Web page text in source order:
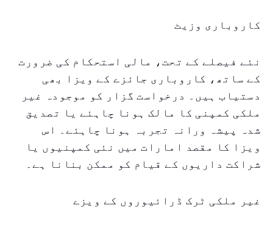
کاروباری وزیٹ
نئے فیصلے کے تحت، مالی استحکام کی ضرورت
کے ساتھ، کاروباری جائزے کے ویزا بھی
دستیاب ہیں۔ درخواست گزار کو موجودہ غیر
ملکی کمپنی کا مالک ہونا چاہئے یا تصدیق
شدہ پیشہ ورانہ تجربہ ہونا چاہئے۔ اس
ویزا کا مقصد امارات میں نئی کمپنیوں یا
شراکت داریوں کے قیام کو ممکن بنانا ہے۔
غیر ملکی ٹرک ڈرائیوروں کے ویزے